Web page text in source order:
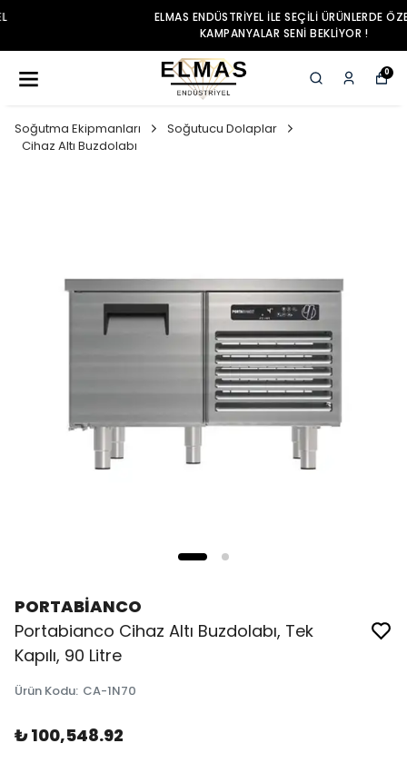
ELMAS ENDÜSTRIYEL ILE SEÇILI ÜRÜNLERDE ÖZEL
KAMPANYALAR SENI BEKLIYOR !
0
Soğutma Ekipmanları
Soğutucu Dolaplar
Cihaz Altı Buzdolabı
PORTABİANCO
Portabianco Cihaz Altı Buzdolabı, Tek
Kapılı, 90 Litre
Ürün Kodu: CA-1N70
₺ 100,548.92